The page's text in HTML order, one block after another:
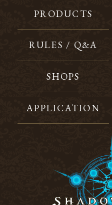
PRODUCTS
RULES / Q&A
SHOPS
APPLICATION